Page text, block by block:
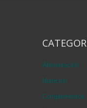
Alimentación
Nutricion
Complementos